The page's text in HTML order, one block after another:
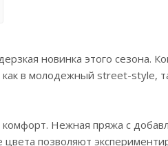
новинка этого сезона.
в молодежный street-style,
Нежная пряжа с
позволяют